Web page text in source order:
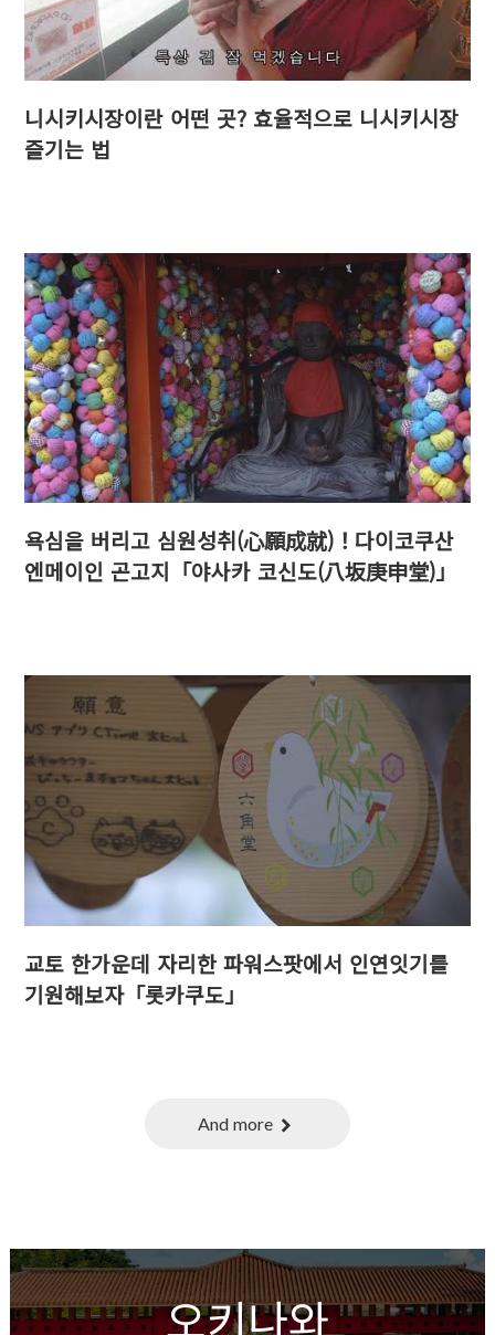
니시키시장이란 어떤 곳? 효율적으로 니시키시장
즐기는 법
욕심을 버리고 심원성취(心願成就)！다이코쿠산
엔메이인 곤고지「야사카 코신도(八坂庚申堂)」
교토 한가운데 자리한 파워스팟에서 인연잇기를
기원해보자「롯카쿠도」
And more chevron_right
오키나와